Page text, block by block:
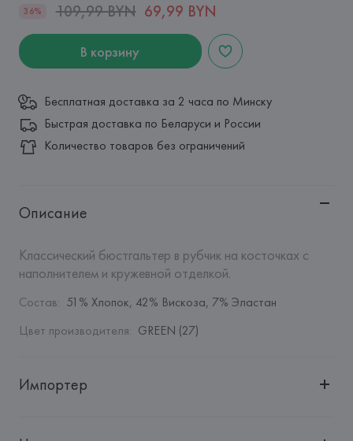
36% 109,99 BYN 69,99 BYN
В корзину
Бесплатная доставка за 2 часа по Минску
Быстрая доставка по Беларуси и России
Количество товаров без ограничений
Описание
Классический бюстгальтер в рубчик на косточках с
наполнителем и кружевной отделкой.
Состав: 51% Хлопок, 42% Вискоза, 7% Эластан
Цвет производителя: GREEN (27)
Импортер